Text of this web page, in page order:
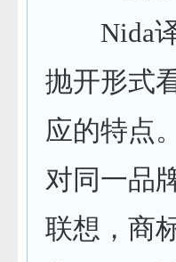
Nida
抛开形式
应的特点
对同一品
联想，商